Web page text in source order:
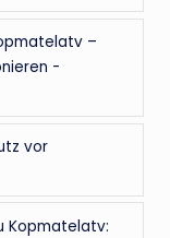
–
-
vor
Kopmatelatv: